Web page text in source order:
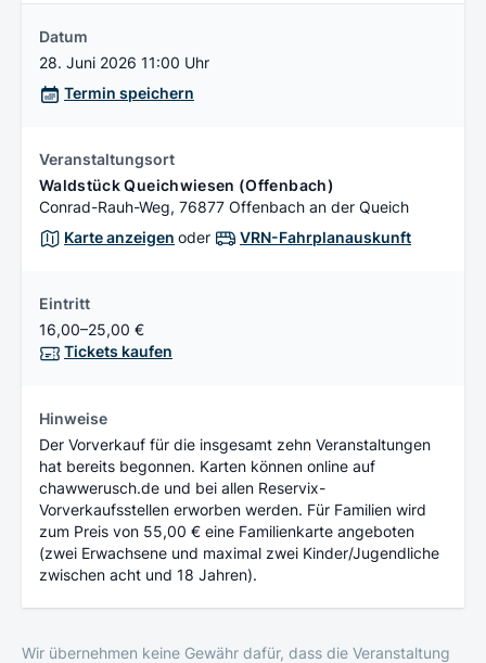
Datum
28. Juni 2026 11:00 Uhr
Termin speichern
Veranstaltungsort
Waldstück Queichwiesen (Offenbach)
Conrad-Rauh-Weg, 76877 Offenbach an der Queich
Karte anzeigen oder VRN-Fahrplanauskunft
Eintritt
16,00–25,00 €
Tickets kaufen
Hinweise
Der Vorverkauf für die insgesamt zehn Veranstaltungen
hat bereits begonnen. Karten können online auf
chawwerusch.de und bei allen Reservix-
Vorverkaufsstellen erworben werden. Für Familien wird
zum Preis von 55,00 € eine Familienkarte angeboten
(zwei Erwachsene und maximal zwei Kinder/Jugendliche
zwischen acht und 18 Jahren).
Wir übernehmen keine Gewähr dafür, dass die Veranstaltung